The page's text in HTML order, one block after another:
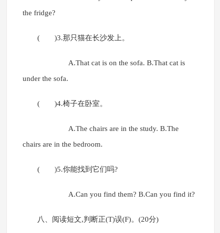
the fridge?
( )3.那只猫在长沙发上。
A.That cat is on the sofa. B.That cat is
under the sofa.
( )4.椅子在卧室。
A.The chairs are in the study. B.The
chairs are in the bedroom.
( )5.你能找到它们吗?
A.Can you find them? B.Can you find it?
八、阅读短文,判断正(T)误(F)。(20分)